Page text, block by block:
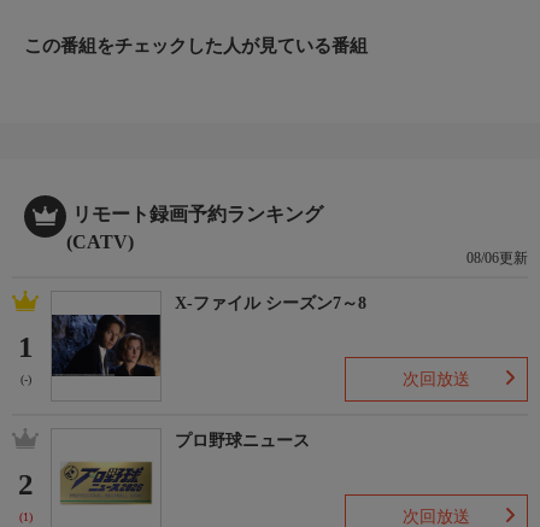
この番組をチェックした人が見ている番組
リモート録画予約ランキング
(CATV)
08/06更新
1
(-)
X-ファイル シーズン7～8
次回放送
2
(1)
プロ野球ニュース
次回放送